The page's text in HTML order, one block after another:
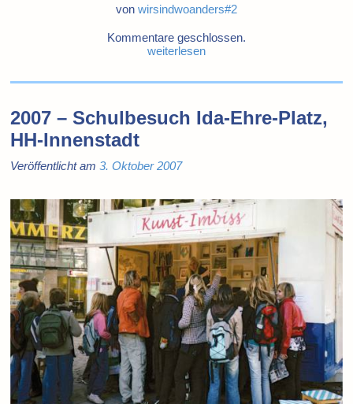
von wirsindwoanders#2
Kommentare geschlossen.
weiterlesen
2007 – Schulbesuch Ida-Ehre-Platz,
HH-Innenstadt
Veröffentlicht am3. Oktober 2007